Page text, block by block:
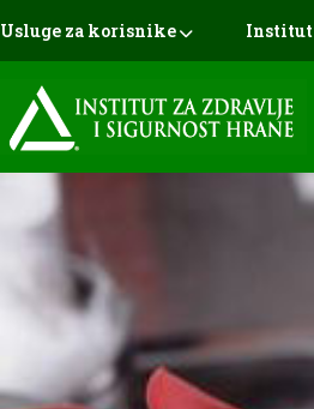
Usluge za korisnike Institut